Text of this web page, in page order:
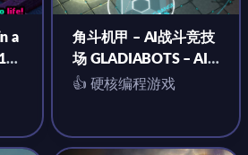
a
角斗机甲 – AI战斗竞技
场 GLADIABOTS – AI
Combat Arena for Mac
👍 硬核编程游戏